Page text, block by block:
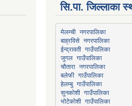
सि.पा. जिल्लाका
मेलम्ची नगरपालिका
बाह्रविसे नगरपालिका
ईन्द्रावती गाउँपालिका
जुगल गाउँपालिका
चौतारा नगरपालिका
बलेफी गाउँपालिका
हेलम्बु गाउँपालिका
सुनकोशी गाउँपालिका
भोटेकोशी गाउँपालिका